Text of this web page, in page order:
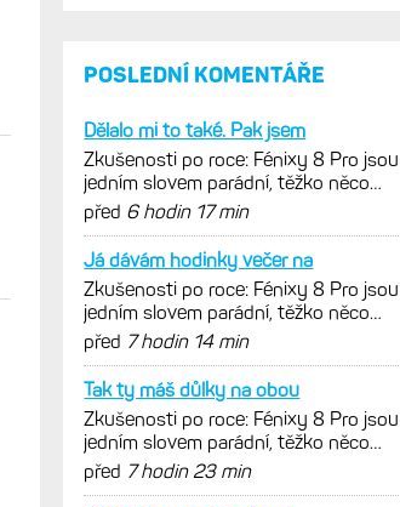
POSLEDNÍ KOMENTÁŘE
Dělalo mi to také. Pak jsem
Zkušenosti po roce: Fénixy 8 Pro jsou
jedním slovem parádní, těžko něco
vytknout. Ale ta nositelnost
před 6 hodin 17 min
Já dávám hodinky večer na
Zkušenosti po roce: Fénixy 8 Pro jsou
jedním slovem parádní, těžko něco
vytknout. Ale ta nositelnost
před 7 hodin 14 min
Tak ty máš důlky na obou
Zkušenosti po roce: Fénixy 8 Pro jsou
jedním slovem parádní, těžko něco
vytknout. Ale ta nositelnost
před 7 hodin 23 min